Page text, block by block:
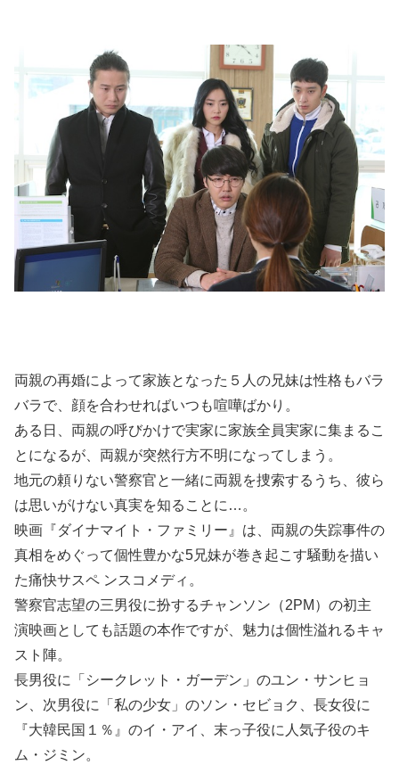
両親の再婚によって家族となった５人の兄妹は性格もバラ
バラで、顔を合わせればいつも喧嘩ばかり。
ある日、両親の呼びかけで実家に家族全員実家に集まるこ
とになるが、両親が突然行方不明になってしまう。
地元の頼りない警察官と一緒に両親を捜索するうち、彼ら
は思いがけない真実を知ることに…。
映画『ダイナマイト・ファミリー』は、両親の失踪事件の
真相をめぐって個性豊かな5兄妹が巻き起こす騒動を描い
た痛快サスペ ンスコメディ。
警察官志望の三男役に扮するチャンソン（2PM）の初主
演映画としても話題の本作ですが、魅力は個性溢れるキャ
スト陣。
長男役に「シークレット・ガーデン」のユン・サンヒョ
ン、次男役に「私の少女」のソン・セビョク、長女役に
『大韓民国１％』のイ・アイ、末っ子役に人気子役のキ
ム・ジミン。